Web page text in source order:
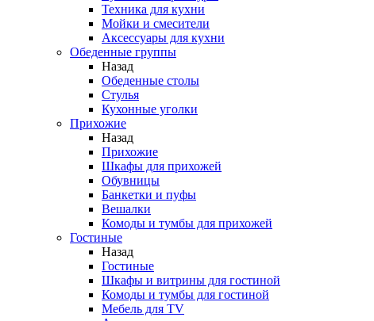
Техника для кухни
Мойки и смесители
Аксессуары для кухни
Обеденные группы
Назад
Обеденные столы
Стулья
Кухонные уголки
Прихожие
Назад
Прихожие
Шкафы для прихожей
Обувницы
Банкетки и пуфы
Вешалки
Комоды и тумбы для прихожей
Гостиные
Назад
Гостиные
Шкафы и витрины для гостиной
Комоды и тумбы для гостиной
Мебель для TV